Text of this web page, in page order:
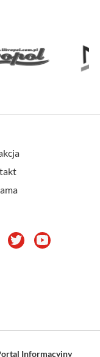
Informacyjny